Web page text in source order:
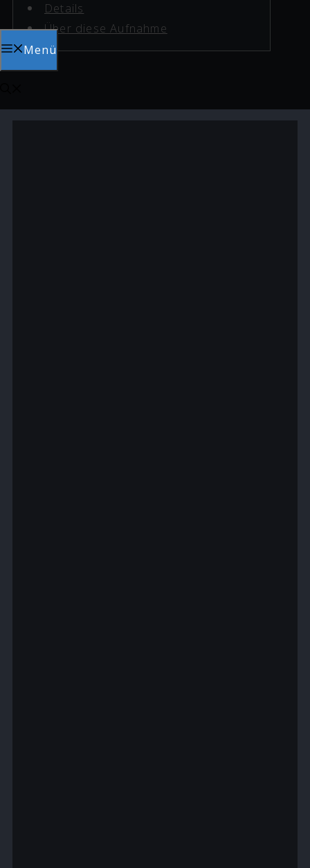
Menü
Details
Über diese Aufnahme